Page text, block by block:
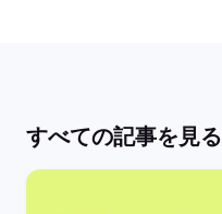
すべての記事を見る